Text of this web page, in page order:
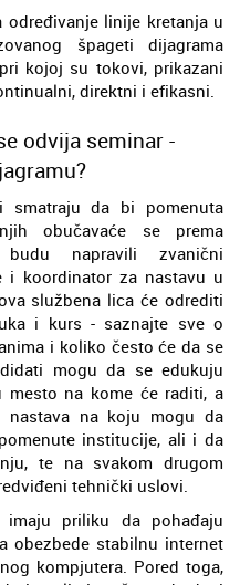
linije kretanja u
špageti dijagrama
kojoj su tokovi, prikazani
direktni i efikasni.
odvija seminar -
da bi pomenuta
obučavaće se prema
napravili zvanični
i koordinator za nastavu u
službena lica će odrediti
i kurs - saznajte sve o
i koliko često će da se
mogu da se edukuju
na kome će raditi, a
na koju mogu da
institucije, ali i da
te na svakom drugom
tehnički uslovi.
imaju priliku da pohađaju
obezbede stabilnu internet
kompjutera. Pored toga,